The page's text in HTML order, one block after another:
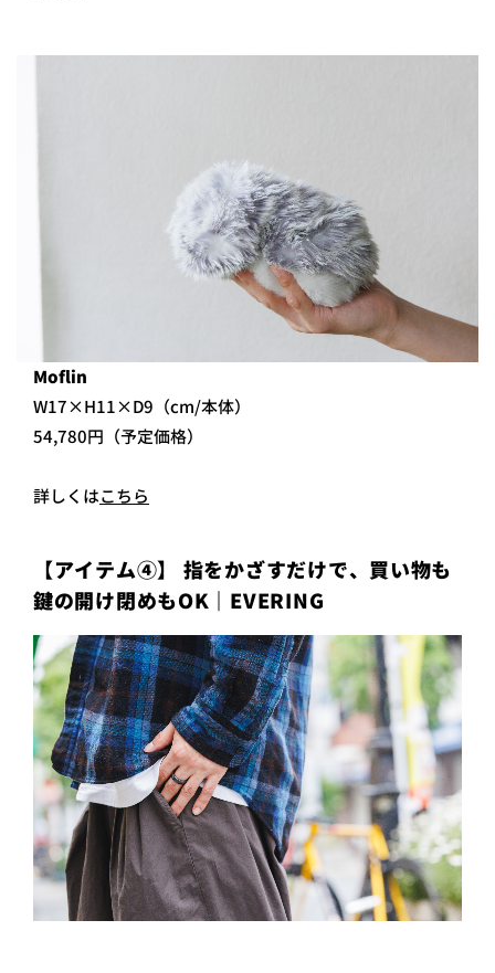
Moflin
W17×H11×D9（cm/本体）
54,780円（予定価格）
詳しくはこちら
【アイテム④】 指をかざすだけで、買い物も
鍵の開け閉めもOK｜EVERING